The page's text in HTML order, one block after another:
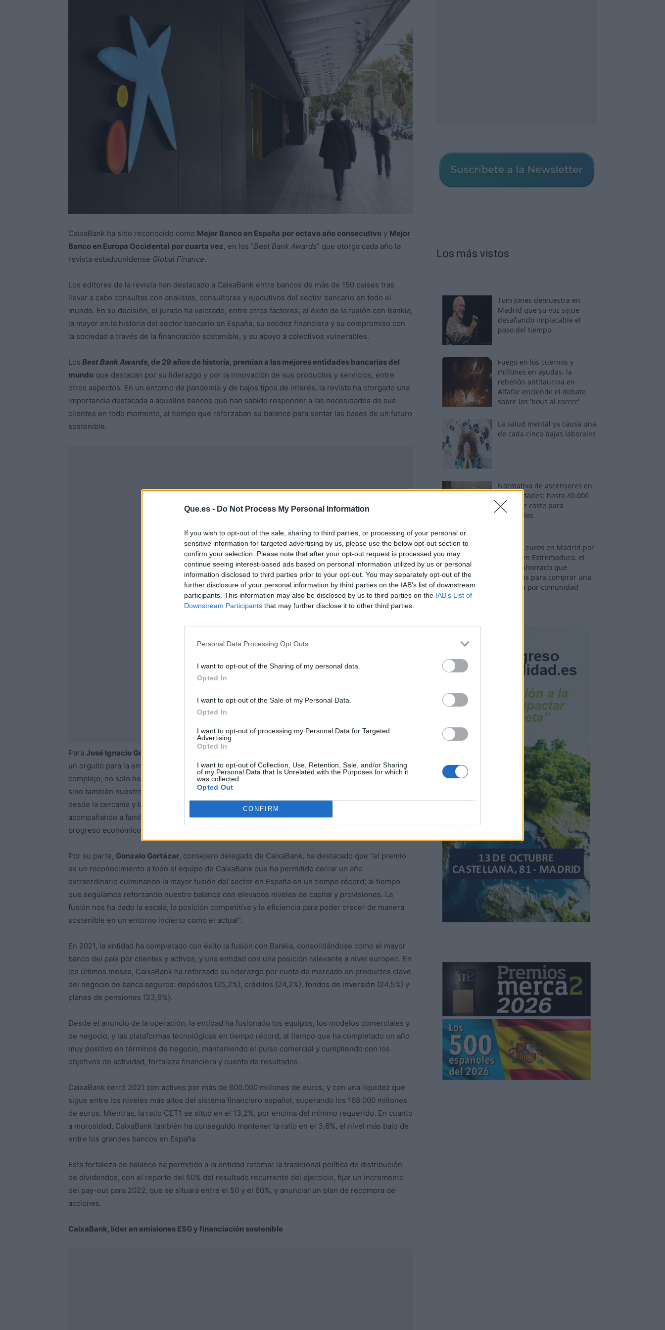
Que.es - Do Not Process My Personal Information
If you wish to opt-out of the sale, sharing to third parties, or processing of your personal or
sensitive information for targeted advertising by us, please use the below opt-out section to
confirm your selection. Please note that after your opt-out request is processed you may
continue seeing interest-based ads based on personal information utilized by us or personal
information disclosed to third parties prior to your opt-out. You may separately opt-out of the
further disclosure of your personal information by third parties on the IAB’s list of downstream
participants. This information may also be disclosed by us to third parties on the IAB’s List of
Downstream Participants that may further disclose it to other third parties.
Personal Data Processing Opt Outs
I want to opt-out of the Sharing of my personal data.
Opted In
I want to opt-out of the Sale of my Personal Data.
Opted In
I want to opt-out of processing my Personal Data for Targeted
Advertising.
Opted In
I want to opt-out of Collection, Use, Retention, Sale, and/or Sharing
of my Personal Data that Is Unrelated with the Purposes for which it
was collected.
Opted Out
CONFIRM
CaixaBank ha sido reconocido como Mejor Banco en España por octavo año consecutivo y Mejor
Banco en Europa Occidental por cuarta vez, en los “Best Bank Awards” que otorga cada año la
revista estadounidense Global Finance.
Los editores de la revista han destacado a CaixaBank entre bancos de más de 150 países tras
llevar a cabo consultas con analistas, consultores y ejecutivos del sector bancario en todo el
mundo. En su decisión, el jurado ha valorado, entre otros factores, el éxito de la fusión con Bankia,
la mayor en la historia del sector bancario en España, su solidez financiera y su compromiso con
la sociedad a través de la financiación sostenible, y su apoyo a colectivos vulnerables.
Los Best Bank Awards, de 29 años de historia, premian a las mejores entidades bancarias del
mundo que destacan por su liderazgo y por la innovación de sus productos y servicios, entre
otros aspectos. En un entorno de pandemia y de bajos tipos de interés, la revista ha otorgado una
importancia destacada a aquellos bancos que han sabido responder a las necesidades de sus
clientes en todo momento, al tiempo que reforzaban su balance para sentar las bases de un futuro
sostenible.
Publicidad
Para José Ignacio Goirigolzarri,
presidente de CaixaBank, “todo reconocimiento internacional es
un orgullo para la entidad, pero especialmente en un año en el que, a pesar de un entorno
complejo, no solo hemos reforzado nuestro liderazgo en España con altas cuotas de mercado,
sino también nuestro compromiso con la sociedad, desarrollando nuestra actividad comercial
desde la cercanía y la vocación de servicio a nuestros más de 20 millones de clientes, y
acompañando a familias y empresas en todo momento, contribuyendo a la recuperación y el
progreso económico y social de nuestro país”.
Por su parte, Gonzalo Gortázar, consejero delegado de CaixaBank, ha destacado que “el premio
es un reconocimiento a todo el equipo de CaixaBank que ha permitido cerrar un año
extraordinario culminando la mayor fusión del sector en España en un tiempo récord; al tiempo
que seguíamos reforzando nuestro balance con elevados niveles de capital y provisiones. La
fusión nos ha dado la escala, la posición competitiva y la eficiencia para poder crecer de manera
sostenible en un entorno incierto como el actual”.
En 2021, la entidad ha completado con éxito la fusión con Bankia, consolidándose como el mayor
banco del país por clientes y activos, y una entidad con una posición relevante a nivel europeo. En
los últimos meses, CaixaBank ha reforzado su liderazgo por cuota de mercado en productos clave
del negocio de banca seguros: depósitos (25,2%), créditos (24,2%), fondos de inversión (24,5%) y
planes de pensiones (33,9%).
Desde el anuncio de la operación, la entidad ha fusionado los equipos, los modelos comerciales y
de negocio, y las plataformas tecnológicas en tiempo récord, al tiempo que ha completado un año
muy positivo en términos de negocio, manteniendo el pulso comercial y cumpliendo con los
objetivos de actividad, fortaleza financiera y cuenta de resultados.
CaixaBank cerró 2021 con activos por más de 600.000 millones de euros, y con una liquidez que
sigue entre los niveles más altos del sistema financiero español, superando los 168.000 millones
de euros. Mientras, la ratio CET1 se situó en el 13,2%, por encima del mínimo requerido. En cuanto
a morosidad, CaixaBank también ha conseguido mantener la ratio en el 3,6%, el nivel más bajo de
entre los grandes bancos en España.
Esta fortaleza de balance ha permitido a la entidad retomar la tradicional política de distribución
de dividendos, con el reparto del 50% del resultado recurrente del ejercicio, fijar un incremento
del pay-out para 2022, que se situará entre el 50 y el 60%, y anunciar un plan de recompra de
acciones.
CaixaBank, líder en emisiones ESG y financiación sostenible
Los más vistos
Tom Jones demuestra en
Madrid que su voz sigue
desafiando implacable el
paso del tiempo
Fuego en los cuernos y
millones en ayudas: la
rebelión antitaurina en
Alfafar enciende el debate
sobre los 'bous al carrer'
La salud mental ya causa una
de cada cinco bajas laborales
Normativa de ascensores en
comunidades: hasta 40.000
euros de coste para
adaptarlos
110.000 euros en Madrid por
31.000 en Extremadura: el
dinero ahorrado que
necesitas para comprar una
vivienda por comunidad